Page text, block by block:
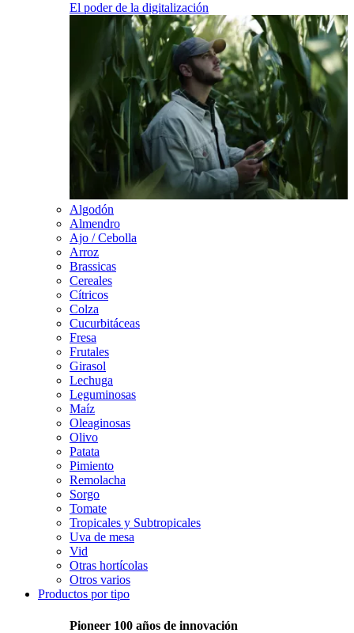
El poder de la digitalización
Algodón
Almendro
Ajo / Cebolla
Arroz
Brassicas
Cereales
Cítricos
Colza
Cucurbitáceas
Fresa
Frutales
Girasol
Lechuga
Leguminosas
Maíz
Oleaginosas
Olivo
Patata
Pimiento
Remolacha
Sorgo
Tomate
Tropicales y Subtropicales
Uva de mesa
Vid
Otras hortícolas
Otros varios
Productos por tipo
Pioneer 100 años de innovación